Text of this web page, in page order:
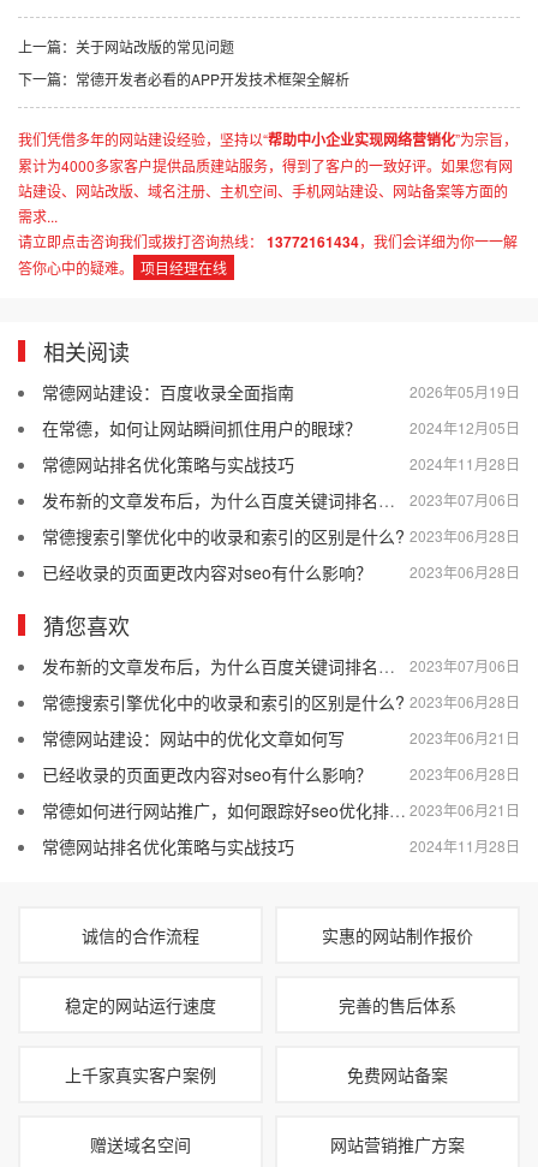
上一篇：关于网站改版的常见问题
下一篇：常德开发者必看的APP开发技术框架全解析
我们凭借多年的网站建设经验，坚持以“帮助中小企业实现网络营销化”为宗旨，
累计为4000多家客户提供品质建站服务，得到了客户的一致好评。如果您有网
站建设、网站改版、域名注册、主机空间、手机网站建设、网站备案等方面的
需求...
请立即点击咨询我们或拨打咨询热线：
13772161434，我们会详细为你一一解
答你心中的疑难。
项目经理在线
相关阅读
2026年05月19日
常德网站建设：百度收录全面指南
2024年12月05日
在常德，如何让网站瞬间抓住用户的眼球？
2024年11月28日
常德网站排名优化策略与实战技巧
2023年07月06日
发布新的文章发布后，为什么百度关键词排名会突然消失？
2023年06月28日
常德搜索引擎优化中的收录和索引的区别是什么?
2023年06月28日
已经收录的页面更改内容对seo有什么影响？
猜您喜欢
2023年07月06日
发布新的文章发布后，为什么百度关键词排名会突然消失？
2023年06月28日
常德搜索引擎优化中的收录和索引的区别是什么?
2023年06月21日
常德网站建设：网站中的优化文章如何写
2023年06月28日
已经收录的页面更改内容对seo有什么影响？
2023年06月21日
常德如何进行网站推广，如何跟踪好seo优化排名效果
2024年11月28日
常德网站排名优化策略与实战技巧
诚信的合作流程 实惠的网站制作报价
稳定的网站运行速度 完善的售后体系
上千家真实客户案例 免费网站备案
赠送域名空间 网站营销推广方案